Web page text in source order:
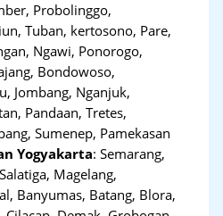
Probolinggo,
Tuban, kertosono, Pare,
Ngawi, Ponorogo,
Bondowoso,
Jombang, Nganjuk,
Pandaan, Tretes,
Sumenep, Pamekasan
Yogyakarta:Semarang,
Magelang,
Banyumas, Batang, Blora,